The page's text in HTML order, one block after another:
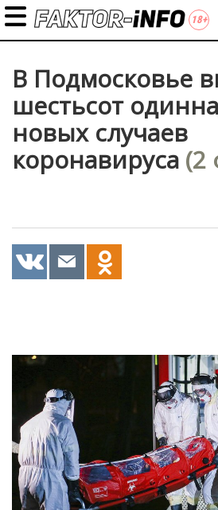
В Подмосковье
шестьсот
новых случаев
коронавируса (2